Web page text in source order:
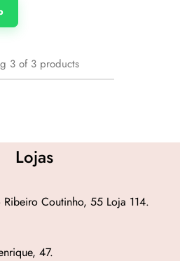
3 of 3 products
Lojas
Ribeiro Coutinho, 55 Loja 114.
47.